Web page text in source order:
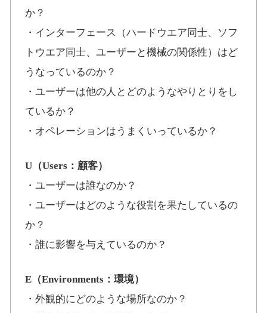
か？
・インターフェース（ハードウエア同士、ソフ
トウエア同士、ユーザーと機械の関係性）はど
うなっているのか？
・ユーザーは他の人とどのようなやりとりをし
ているか？
・オペレーションはうまくいっているか？
U（Users：顧客）
・ユーザーは誰なのか？
・ユーザーはどのような役割を果たしているの
か？
・誰に影響を与えているのか？
E（Environments：環境）
・外観的にどのような場所なのか？